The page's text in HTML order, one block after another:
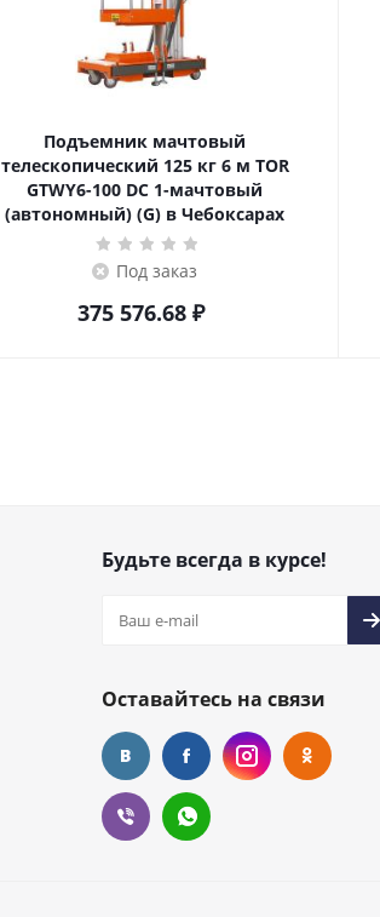
Подъемник мачтовый
телескопический 125 кг 6 м TOR
GTWY6-100 DC 1-мачтовый
(автономный) (G) в Чебоксарах
Под заказ
375 576.68₽
Будьте всегда в курсе!
Оставайтесь на связи